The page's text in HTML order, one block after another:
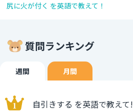
尻に火が付く を英語で教えて！
質問ランキング
週間 月間
自引きする を英語で教えて!